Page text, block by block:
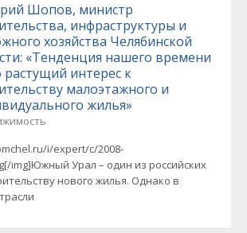
Шопов, министр
инфраструктуры и
хозяйства Челябинской
«Тенденция нашего времени
растущий интерес к
малоэтажного и
жилья»
i/expert/c/2008-
img]Южный Урал – один из российских
нового жилья. Однако в